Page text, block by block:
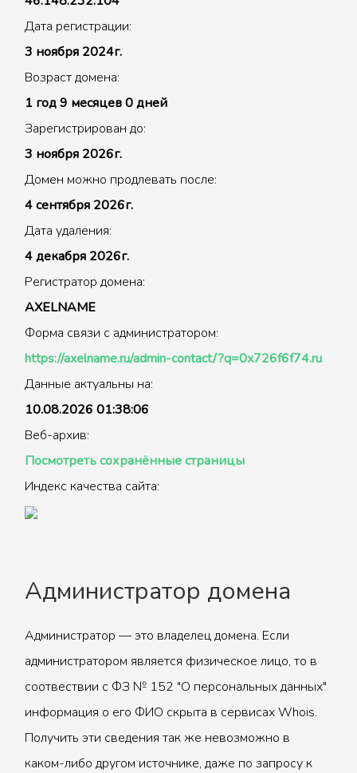
Дата регистрации:
3 ноября 2024г.
Возраст домена:
1 год 9 месяцев 0 дней
Зарегистрирован до:
3 ноября 2026г.
Домен можно продлевать после:
4 сентября 2026г.
Дата удаления:
4 декабря 2026г.
Регистратор домена:
AXELNAME
Форма связи с администратором:
https://axelname.ru/admin-contact/?q=0x726f6f74.ru
Данные актуальны на:
10.08.2026 01:38:06
Веб-архив:
Посмотреть сохранённые страницы
Индекс качества сайта:
Администратор домена
Администратор — это владелец домена. Если
администратором является физическое лицо, то в
соотвествии с ФЗ № 152 "О персональных данных"
информация о его ФИО скрыта в сервисах Whois.
Получить эти сведения так же невозможно в
каком-либо другом источнике, даже по запросу к